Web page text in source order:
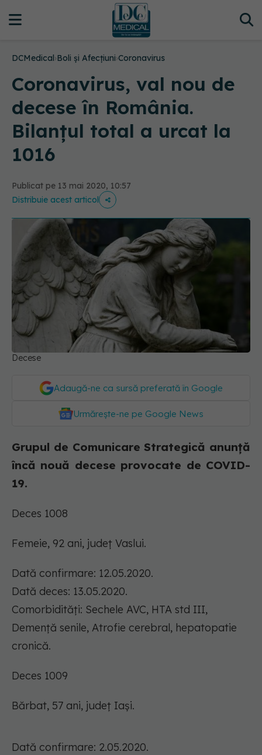
DCMedical›Boli și Afecțiuni›Coronavirus
Coronavirus, val nou de
decese în România.
Bilanțul total a urcat la
1016
Publicat pe 13 mai 2020, 10:57
Distribuie acest articol
Decese
Adaugă-ne ca sursă preferată în Google
Urmărește-ne pe Google News
Grupul de Comunicare Strategică anunță
încă nouă decese provocate de COVID-
19.
Deces 1008
Femeie, 92 ani, județ Vaslui.
Dată confirmare: 12.05.2020.
Dată deces: 13.05.2020.
Comorbidități: Sechele AVC, HTA std III,
Demență senile, Atrofie cerebral, hepatopatie
cronică.
Deces 1009
Bărbat, 57 ani, județ Iași.
Dată confirmare: 2.05.2020.